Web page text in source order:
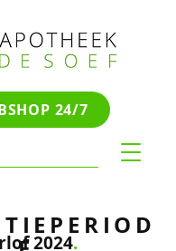
24/7
2024.